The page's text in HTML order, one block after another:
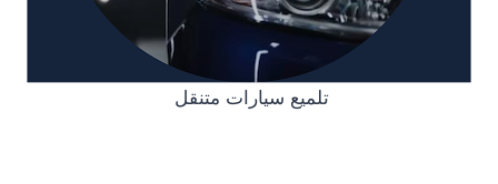
تلميع سيارات متنقل